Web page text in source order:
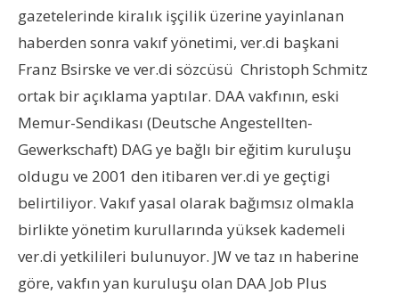
gazetelerinde kiralık işçilik üzerine yayinlanan
haberden sonra vakıf yönetimi, ver.di başkani
Franz Bsirske ve ver.di sözcüsü Christoph Schmitz
ortak bir açıklama yaptılar. DAA vakfının, eski
Memur-Sendikası (Deutsche Angestellten-
Gewerkschaft) DAG ye bağlı bir eğitim kuruluşu
oldugu ve 2001 den itibaren ver.di ye geçtigi
belirtiliyor. Vakıf yasal olarak bağımsız olmakla
birlikte yönetim kurullarında yüksek kademeli
ver.di yetkilileri bulunuyor. JW ve taz ın haberine
göre, vakfın yan kuruluşu olan DAA Job Plus